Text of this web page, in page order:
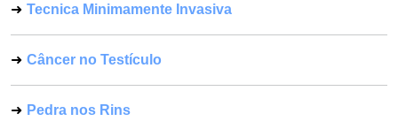
Tecnica Minimamente Invasiva
Câncer no Testículo
Pedra nos Rins